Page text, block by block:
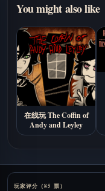
You might also like
在线玩 The Coffin of
Andy and Leyley
Stats
玩家评分（85 票）